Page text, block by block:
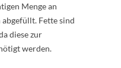
Menge an
Fette sind
diese zur
werden.